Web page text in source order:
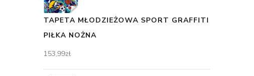
TAPETA MŁODZIEŻOWA SPORT GRAFFITI
PIŁKA NOŻNA
153,99zł